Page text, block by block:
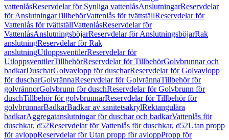
vattenlåsReservdelar för Synliga vattenlåsAnslutningarReservdelar
för AnslutningarTillbehörVattenlås för tvättställReservdelar för
Vattenlås för tvättställVattenlåsReservdelar för
VattenlåsAnslutningsböjarReservdelar för AnslutningsböjarRak
anslutningReservdelar för Rak
anslutningUtloppsventilerReservdelar för
UtloppsventilerTillbehörReservdelar för TillbehörGolvbrunnar och
badkarDuscharGolvavlopp för duscharReservdelar för Golvavlopp
för duscharGolvrännaReservdelar för GolvrännaTillbehör för
golvrännorGolvbrunn för duschReservdelar för Golvbrunn för
duschTillbehör för golvbrunnarReservdelar för Tillbehör för
golvbrunnarBadkarBadkar av sanitetsakrylRektangulära
badkarAggregatanslutningar för duschar och badkarVattenlås för
duschkar, d52Reservdelar för Vattenlås för duschkar, d52Utan propp
för avloppReservdelar för Utan propp för avloppPropp för